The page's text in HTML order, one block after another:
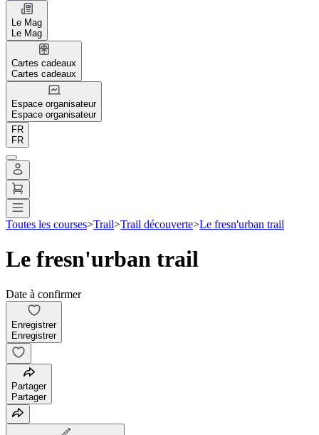
Le Mag
Le Mag
Cartes cadeaux
Cartes cadeaux
Espace organisateur
Espace organisateur
FR
FR
Toutes les courses>Trail>Trail découverte>Le fresn'urban trail
Le fresn'urban trail
Date à confirmer
Enregistrer
Enregistrer
Partager
Partager